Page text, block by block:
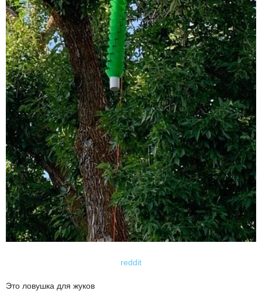
reddit
Это ловушка для жуков